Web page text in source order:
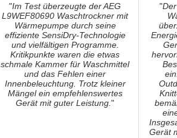
"Im Test überzeugte der AEG
L9WEF80690 Waschtrockner mit
Wärmepumpe durch seine
effiziente SensiDry-Technologie
und vielfältigen Programme.
Kritikpunkte waren die etwas
schmale Kammer für Waschmittel
und das Fehlen einer
Innenbeleuchtung. Trotz kleiner
Mängel ein empfehlenswertes
Gerät mit guter Leistung."
"
Gerät